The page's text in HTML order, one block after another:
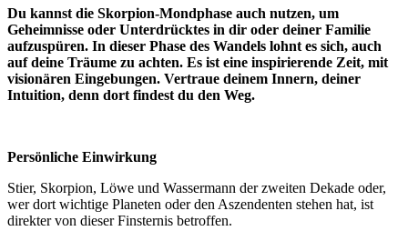
Du kannst die Skorpion-Mondphase auch nutzen, um
Geheimnisse oder Unterdrücktes in dir oder deiner Familie
aufzuspüren. In dieser Phase des Wandels lohnt es sich, auch
auf deine Träume zu achten. Es ist eine inspirierende Zeit, mit
visionären Eingebungen. Vertraue deinem Innern, deiner
Intuition, denn dort findest du den Weg.
Persönliche Einwirkung
Stier, Skorpion, Löwe und Wassermann der zweiten Dekade oder,
wer dort wichtige Planeten oder den Aszendenten stehen hat, ist
direkter von dieser Finsternis betroffen.